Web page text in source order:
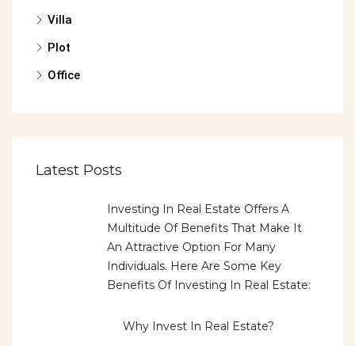
Villa
Plot
Office
Latest Posts
Investing In Real Estate Offers A
Multitude Of Benefits That Make It
An Attractive Option For Many
Individuals. Here Are Some Key
Benefits Of Investing In Real Estate:
Why Invest In Real Estate?